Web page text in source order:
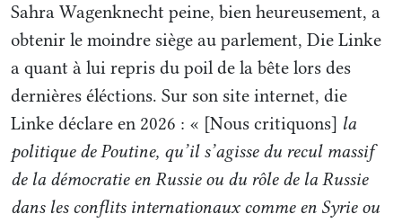
le fossé, vous voyez ? Une rupture
émotionnelle… Je ne peux pas dormir à
côté du commandant en chef de la
compagnie des Stormtroopers, c’est
évident, non ? Mais pendant la guerre, je
me réveillais le matin et comme si c’était
mon fils, j’écrivais à ce type parce que je
Sahra Wagenknecht peine, bien heureusement, a
obtenir le moindre siège au parlement, Die Linke
a quant à lui repris du poil de la bête lors des
dernières éléctions. Sur son site internet, die
Linke déclare en 2026 : « [Nous critiquons] la
politique de Poutine, qu’il s’agisse du recul massif
de la démocratie en Russie ou du rôle de la Russie
dans les conflits internationaux comme en Syrie ou